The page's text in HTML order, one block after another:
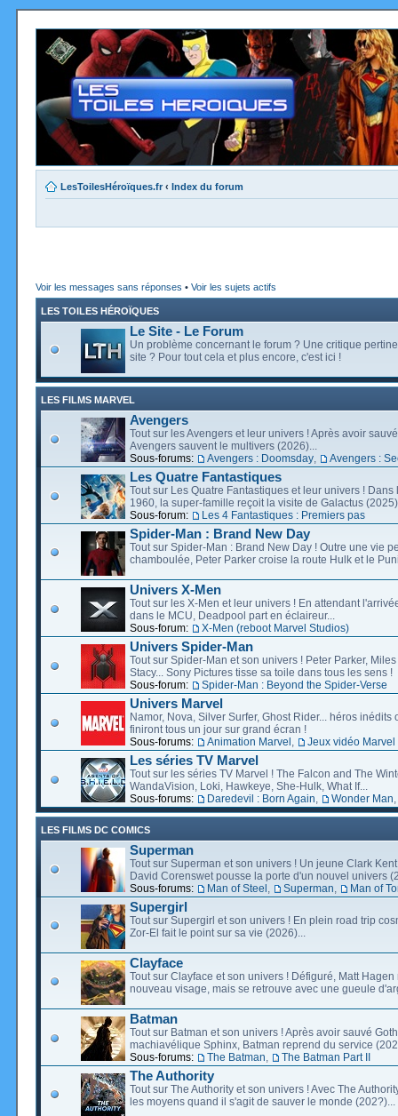
LesToilesHéroïques.fr ‹ Index du forum
Voir les messages sans réponses • Voir les sujets actifs
LES TOILES HÉROÏQUES
Le Site - Le Forum
Un problème concernant le forum ? Une critique
site ? Pour tout cela et plus encore, c'est ici !
LES FILMS MARVEL
Avengers
Tout sur les Avengers et leur univers ! Après avoir
Avengers sauvent le multivers (2026)...
Sous-forums:
Avengers : Doomsday Avengers :
Les Quatre Fantastiques
Tout sur Les Quatre Fantastiques et leur univers ! Dans
1960, la super-famille reçoit la visite de Galactus
Sous-forum:
Les 4 Fantastiques : Premiers pas
Spider-Man : Brand New Day
Tout sur Spider-Man : Brand New Day ! Outre une vie
chamboulée, Peter Parker croise la route Hulk et le
Univers X-Men
Tout sur les X-Men et leur univers ! En attendant
dans le MCU, Deadpool part en éclaireur...
Sous-forum:
X-Men (reboot Marvel Studios)
Univers Spider-Man
Tout sur Spider-Man et son univers ! Peter Parker,
Stacy... Sony Pictures tisse sa toile dans tous les sens !
Sous-forum:
Spider-Man : Beyond the Spider-Verse
Univers Marvel
Namor, Nova, Silver Surfer, Ghost Rider... héros inédits
finiront tous un jour sur grand écran !
Sous-forums:
Animation Marvel Jeux vidéo Marvel
Les séries TV Marvel
Tout sur les séries TV Marvel ! The Falcon and The
WandaVision, Loki, Hawkeye, She-Hulk, What If...
Sous-forums:
Daredevil : Born Again Wonder Man
LES FILMS DC COMICS
Superman
Tout sur Superman et son univers ! Un jeune Clark
David Corenswet pousse la porte d'un nouvel univers
Sous-forums:
Man of Steel Superman Man of
Supergirl
Tout sur Supergirl et son univers ! En plein road trip
Zor-El fait le point sur sa vie (2026)...
Clayface
Tout sur Clayface et son univers ! Défiguré, Matt Hagen
nouveau visage, mais se retrouve avec une gueule
Batman
Tout sur Batman et son univers ! Après avoir sauvé
machiavélique Sphinx, Batman reprend du service
Sous-forums:
The Batman The Batman Part II
The Authority
Tout sur The Authority et son univers ! Avec The
les moyens quand il s'agit de sauver le monde (202?)...